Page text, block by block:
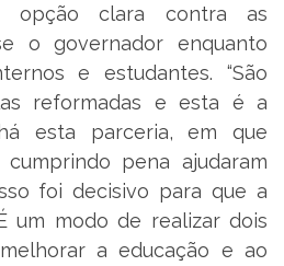
opção clara contra as
o governador enquanto
e estudantes. “São
reformadas e esta é a
esta parceria, em que
pena ajudaram
foi decisivo para que a
um modo de realizar dois
a educação e ao